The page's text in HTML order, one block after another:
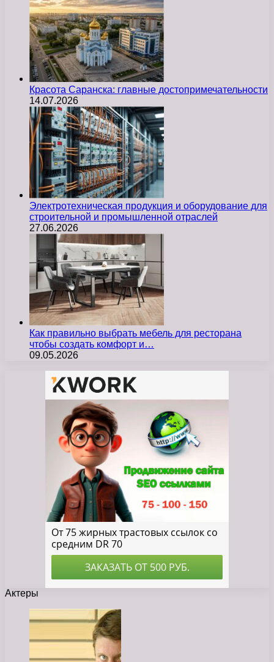
Красота Саранска: главные достопримечательности
14.07.2026
Электротехническая продукция и оборудование для
строительной и промышленной отраслей
27.06.2026
Как правильно выбрать мебель для ресторана
чтобы создать комфорт и…
09.05.2026
Актеры